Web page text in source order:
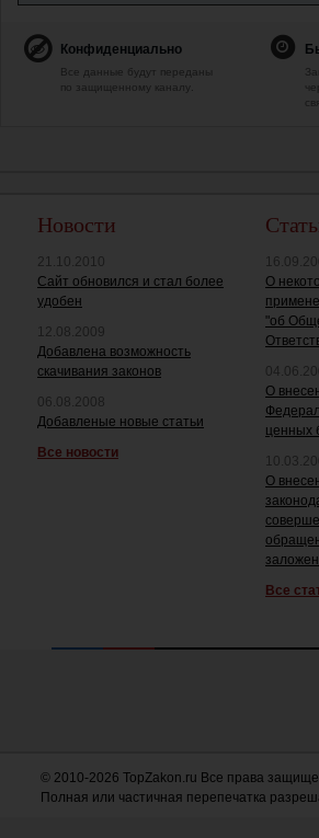
Конфиденциально
Все данные будут переданы
по защищенному каналу.
Новости
21.10.2010
Сайт обновился и стал более
удобен
12.08.2009
Добавлена возможность
скачивания законов
06.08.2008
Добавленые новые статьи
Все новости
О
"об
О
ценных
О
Все
© 2010-2026 TopZakon.ru Все права
Полная или частичная перепечатка